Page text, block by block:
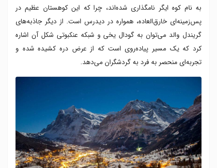
به نام کوه ایگر نامگذاری شده‌اند، چرا که این کوهستان عظیم در
پس‌زمینه‌ای خارق‌العاده، همواره در دیدرس است. از دیگر جاذبه‌های
گریندل والد می‌توان به گودال یخی و شبکه عنکبوتی شکل آن اشاره
کرد که یک مسیر پیاده‌روی است که از عرض دره کشیده شده و
تجربه‌ای منحصر به فرد به گردشگران می‌دهد.